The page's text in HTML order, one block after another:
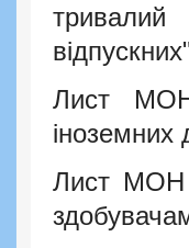
Лист
іноземних
Лист МОН